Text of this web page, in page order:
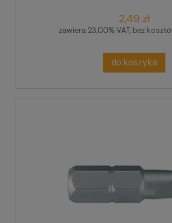
2,49 zł
zawiera 23,00% VAT, bez
do koszyka